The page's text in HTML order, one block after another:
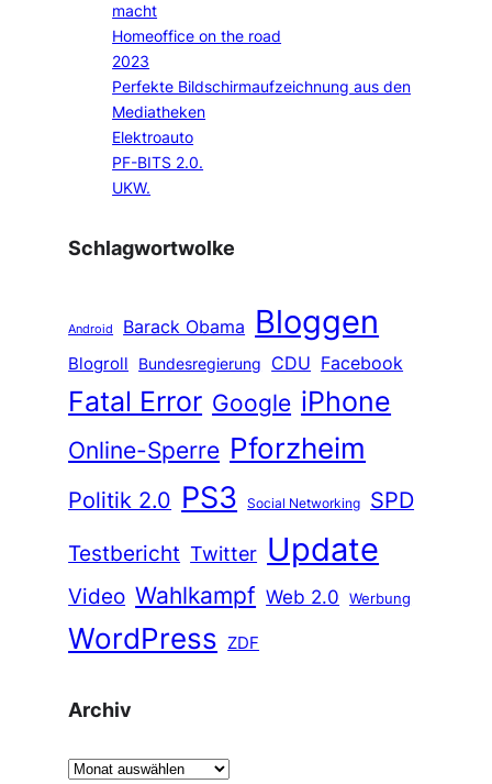
macht
Homeoffice on the road
2023
Perfekte Bildschirmaufzeichnung aus den
Mediatheken
Elektroauto
PF-BITS 2.0.
UKW.
Schlagwortwolke
Android Barack Obama Bloggen
Blogroll Bundesregierung CDU Facebook
Fatal Error Google iPhone
Online-Sperre Pforzheim
Politik 2.0 PS3 Social Networking
SPD
Testbericht Twitter Update
Video Wahlkampf Web 2.0 Werbung
WordPress ZDF
Archiv
A